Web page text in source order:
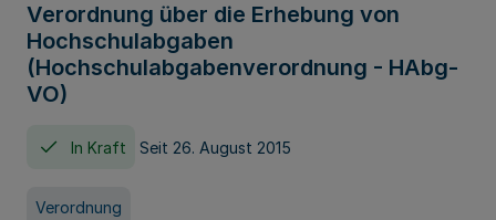
Verordnung über die Erhebung von
Hochschulabgaben
(Hochschulabgabenverordnung - HAbg-
VO)
In Kraft Seit 26. August 2015
Verordnung